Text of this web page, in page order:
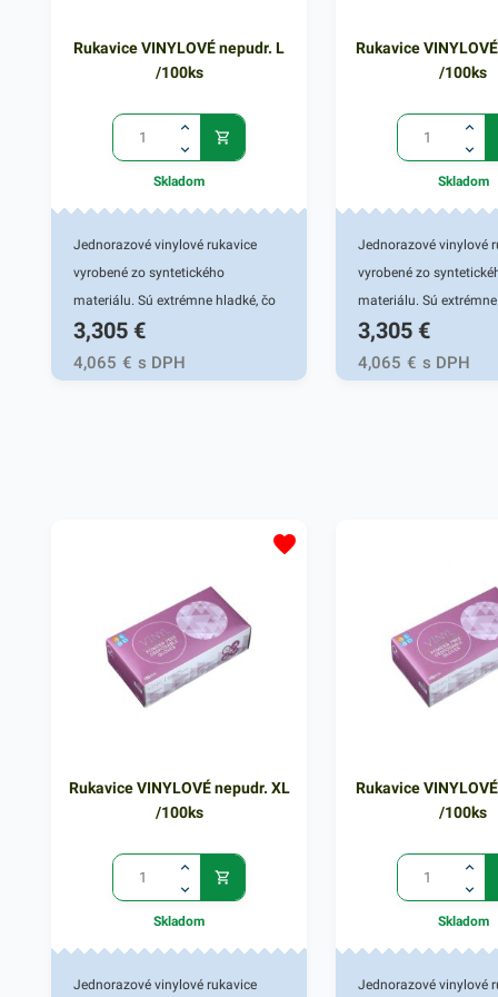
Rukavice VINYLOVÉ nepudr. L
/100ks
Skladom
Jednorazové vinylové rukavice
vyrobené zo syntetického
materiálu. Sú extrémne hladké, čo
zaručuje komfort nosenia a
jednoduchú manipuláciu. Materiál
je vhodný aj pre alergikov, nakoľko
gastronómii a pri práci s
cytostytikami. Vinylové rukavice sa
používajú najmä v zdravotníctve,
potravinárskom priemysle a
3,305 €
4,065 € s DPH
Rukavice
/100ks
Skladom
Jednorazové vinylové
vyrobené zo
materiálu. Sú
zaručuje komfort
jednoduchú
je vhodný aj pre
gastronómii a pri práci
cytostytikami. Vinylové
používajú najmä v
potravinárskom
3,305 €
4,065 € s DPH
Rukavice VINYLOVÉ nepudr. XL
/100ks
Skladom
Jednorazové vinylové rukavice
Rukavice
/100ks
Skladom
Jednorazové vinylové